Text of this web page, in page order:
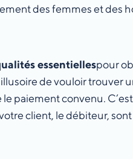
des femmes et des
essentiellespour
illusoire de vouloir trouver
paiement convenu. C’est
client, le débiteur,